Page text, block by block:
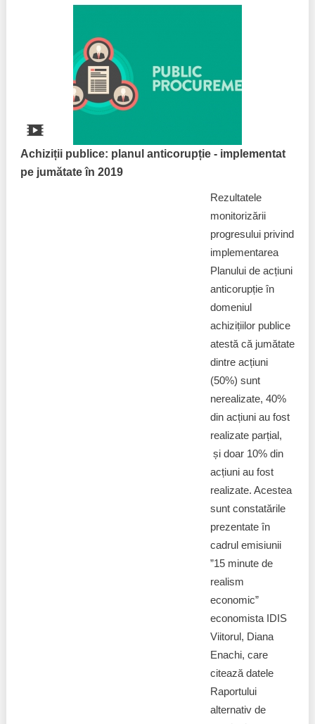
Achiziții publice: planul anticorupție - implementat
pe jumătate în 2019
Rezultatele
monitorizării
progresului privind
implementarea
Planului de acțiuni
anticorupție în
domeniul
achizițiilor publice
atestă că jumătate
dintre acțiuni
(50%) sunt
nerealizate, 40%
din acțiuni au fost
realizate parțial,
și doar 10% din
acțiuni au fost
realizate. Acestea
sunt constatările
prezentate în
cadrul emisiunii
”15 minute de
realism
economic”
economista IDIS
Viitorul, Diana
Enachi, care
citează datele
Raportului
alternativ de